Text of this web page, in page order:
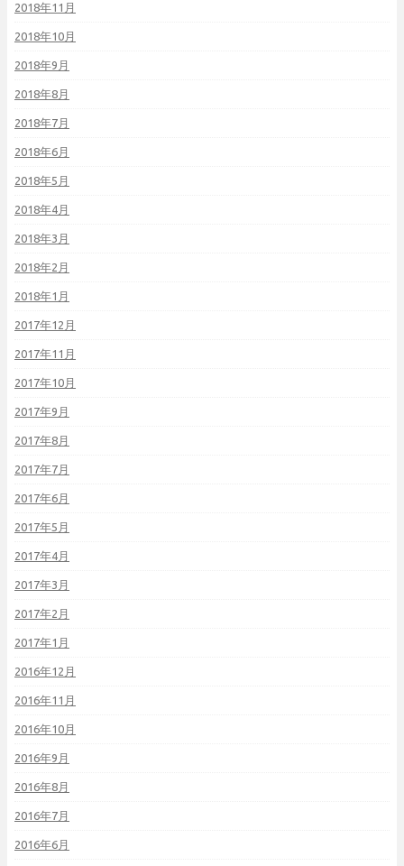
2018年11月
2018年10月
2018年9月
2018年8月
2018年7月
2018年6月
2018年5月
2018年4月
2018年3月
2018年2月
2018年1月
2017年12月
2017年11月
2017年10月
2017年9月
2017年8月
2017年7月
2017年6月
2017年5月
2017年4月
2017年3月
2017年2月
2017年1月
2016年12月
2016年11月
2016年10月
2016年9月
2016年8月
2016年7月
2016年6月